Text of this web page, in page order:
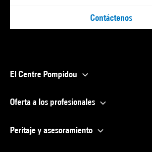
Contáctenos
El Centre Pompidou
Oferta a los profesionales
Peritaje y asesoramiento